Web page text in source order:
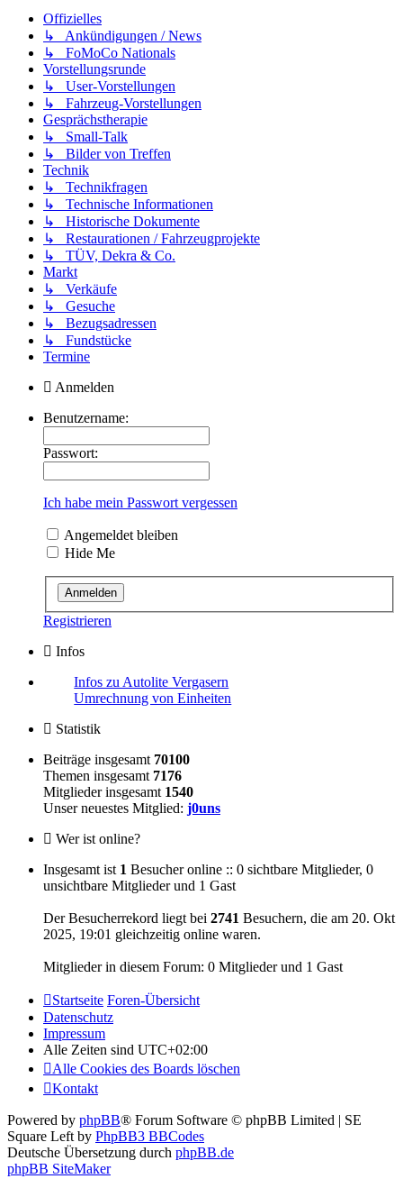
Offizielles
↳ Ankündigungen / News
↳ FoMoCo Nationals
Vorstellungsrunde
↳ User-Vorstellungen
↳ Fahrzeug-Vorstellungen
Gesprächstherapie
↳ Small-Talk
↳ Bilder von Treffen
Technik
↳ Technikfragen
↳ Technische Informationen
↳ Historische Dokumente
↳ Restaurationen / Fahrzeugprojekte
↳ TÜV, Dekra & Co.
Markt
↳ Verkäufe
↳ Gesuche
↳ Bezugsadressen
↳ Fundstücke
Termine
Anmelden
Benutzername:
Passwort:
Ich habe mein Passwort vergessen
Angemeldet bleiben
Hide Me
Registrieren
Infos
Infos zu Autolite Vergasern
Umrechnung von Einheiten
Statistik
Beiträge insgesamt 70100
Themen insgesamt 7176
Mitglieder insgesamt 1540
Unser neuestes Mitglied: j0uns
Wer ist online?
Insgesamt ist 1 Besucher online :: 0 sichtbare Mitglieder, 0
unsichtbare Mitglieder und 1 Gast
Der Besucherrekord liegt bei 2741 Besuchern, die am 20. Okt
2025, 19:01 gleichzeitig online waren.
Mitglieder in diesem Forum: 0 Mitglieder und 1 Gast
Startseite Foren-Übersicht
Datenschutz
Impressum
Alle Zeiten sind UTC+02:00
Alle Cookies des Boards löschen
Kontakt
Powered by phpBB® Forum Software © phpBB Limited | SE
Square Left by PhpBB3 BBCodes
Deutsche Übersetzung durch phpBB.de
phpBB SiteMaker